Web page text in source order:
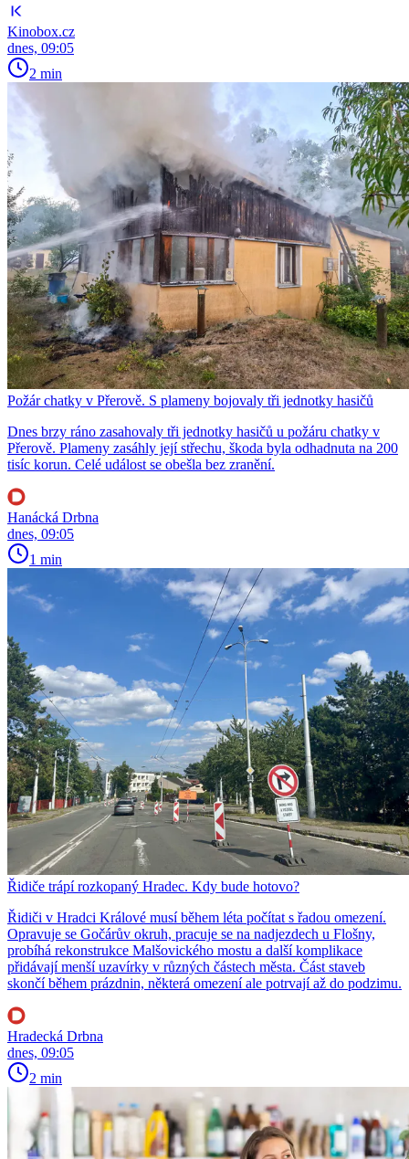
Kinobox.cz
dnes, 09:05
2 min
Požár chatky v Přerově. S plameny bojovaly tři jednotky hasičů
Dnes brzy ráno zasahovaly tři jednotky hasičů u požáru chatky v
Přerově. Plameny zasáhly její střechu, škoda byla odhadnuta na 200
tisíc korun. Celé událost se obešla bez zranění.
Hanácká Drbna
dnes, 09:05
1 min
Řidiče trápí rozkopaný Hradec. Kdy bude hotovo?
Řidiči v Hradci Králové musí během léta počítat s řadou omezení.
Opravuje se Gočárův okruh, pracuje se na nadjezdech u Flošny,
probíhá rekonstrukce Malšovického mostu a další komplikace
přidávají menší uzavírky v různých částech města. Část staveb
skončí během prázdnin, některá omezení ale potrvají až do podzimu.
Hradecká Drbna
dnes, 09:05
2 min